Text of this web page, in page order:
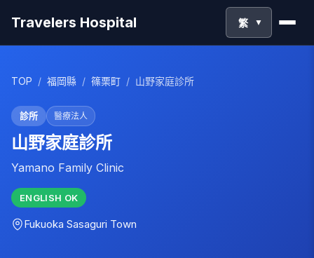
Travelers Hospital 繁 ▼
TOP / 福岡縣 / 篠栗町 / 山野家庭診所
診所 醫療法人
山野家庭診所
Yamano Family Clinic
ENGLISH OK
Fukuoka Sasaguri Town